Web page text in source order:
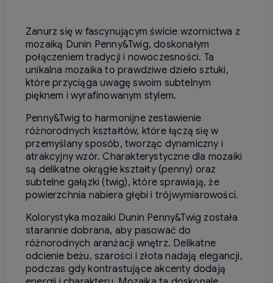
Zanurz się w fascynującym świcie wzornictwa z
mozaiką Dunin Penny&Twig, doskonałym
połączeniem tradycji i nowoczesności. Ta
unikalna mozaika to prawdziwe dzieło sztuki,
które przyciąga uwagę swoim subtelnym
pięknem i wyrafinowanym stylem.
Penny&Twig to harmonijne zestawienie
różnorodnych kształtów, które łączą się w
przemyślany sposób, tworząc dynamiczny i
atrakcyjny wzór. Charakterystyczne dla mozaiki
są delikatne okrągłe kształty (penny) oraz
subtelne gałązki (twig), które sprawiają, że
powierzchnia nabiera głębi i trójwymiarowości.
Kolorystyka mozaiki Dunin Penny&Twig została
starannie dobrana, aby pasować do
różnorodnych aranżacji wnętrz. Delikatne
odcienie beżu, szarości i złota nadają elegancji,
podczas gdy kontrastujące akcenty dodają